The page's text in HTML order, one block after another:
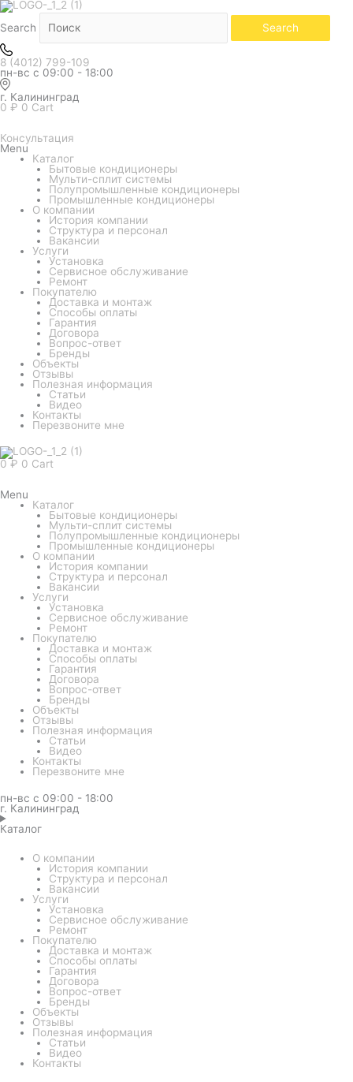
Search Search
8 (4012) 799-109
пн-вс с 09:00 - 18:00
г. Калининград
0 ₽ 0 Cart
Консультация
Menu
Каталог
Бытовые кондиционеры
Мульти-сплит системы
Полупромышленные кондиционеры
Промышленные кондиционеры
О компании
История компании
Структура и персонал
Вакансии
Услуги
Установка
Сервисное обслуживание
Ремонт
Покупателю
Доставка и монтаж
Способы оплаты
Гарантия
Договора
Вопрос-ответ
Бренды
Объекты
Отзывы
Полезная информация
Статьи
Видео
Контакты
Перезвоните мне
0 ₽ 0 Cart
Menu
Каталог
Бытовые кондиционеры
Мульти-сплит системы
Полупромышленные кондиционеры
Промышленные кондиционеры
О компании
История компании
Структура и персонал
Вакансии
Услуги
Установка
Сервисное обслуживание
Ремонт
Покупателю
Доставка и монтаж
Способы оплаты
Гарантия
Договора
Вопрос-ответ
Бренды
Объекты
Отзывы
Полезная информация
Статьи
Видео
Контакты
Перезвоните мне
пн-вс с 09:00 - 18:00
г. Калининград
Каталог
О компании
История компании
Структура и персонал
Вакансии
Услуги
Установка
Сервисное обслуживание
Ремонт
Покупателю
Доставка и монтаж
Способы оплаты
Гарантия
Договора
Вопрос-ответ
Бренды
Объекты
Отзывы
Полезная информация
Статьи
Видео
Контакты